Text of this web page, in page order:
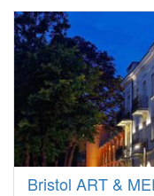
Bristol ART &